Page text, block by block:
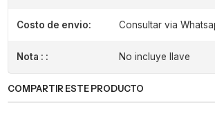
Costo de envio: Consultar via
Nota : : No incluye llave
COMPARTIR ESTE PRODUCTO